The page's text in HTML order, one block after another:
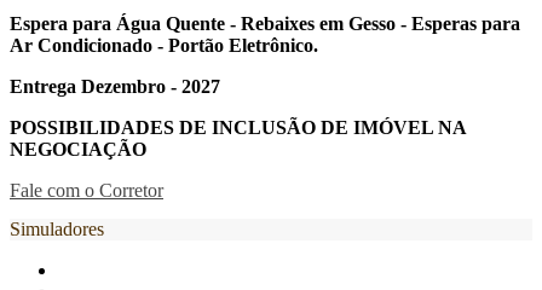
Espera para Água Quente - Rebaixes em Gesso - Esperas para
Ar Condicionado - Portão Eletrônico.
Entrega Dezembro - 2027
POSSIBILIDADES DE INCLUSÃO DE IMÓVEL NA
NEGOCIAÇÃO
Fale com o Corretor
Simuladores